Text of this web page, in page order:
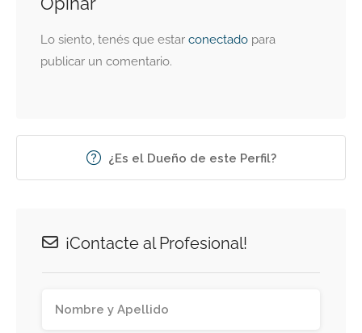
Lo siento, tenés que estar conectado para
publicar un comentario.
¿Es el Dueño de este Perfil?
¡Contacte al Profesional!